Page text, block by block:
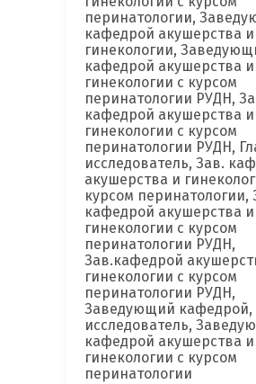
перинатологии,
кафедрой акушерства и
гинекологии,
кафедрой акушерства и
гинекологии с курсом
перинатологии РУДН,
кафедрой акушерства и
гинекологии с курсом
перинатологии РУДН,
исследователь, Зав.
акушерства и
курсом перинатологии,
кафедрой акушерства и
гинекологии с курсом
перинатологии РУДН,
Зав.кафедрой
гинекологии с курсом
перинатологии РУДН,
Заведующий кафедрой,
исследователь,
кафедрой акушерства и
гинекологии с курсом
перинатологии